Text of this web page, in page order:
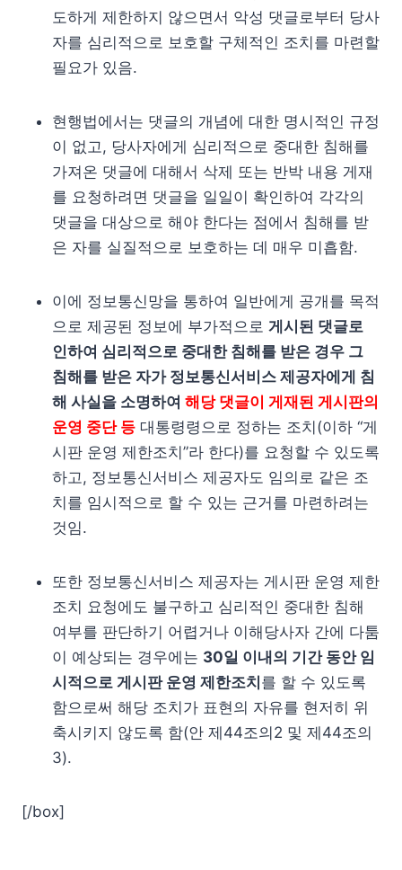
도하게 제한하지 않으면서 악성 댓글로부터 당사
자를 심리적으로 보호할 구체적인 조치를 마련할
필요가 있음.
현행법에서는 댓글의 개념에 대한 명시적인 규정
이 없고, 당사자에게 심리적으로 중대한 침해를
가져온 댓글에 대해서 삭제 또는 반박 내용 게재
를 요청하려면 댓글을 일일이 확인하여 각각의
댓글을 대상으로 해야 한다는 점에서 침해를 받
은 자를 실질적으로 보호하는 데 매우 미흡함.
이에 정보통신망을 통하여 일반에게 공개를 목적
으로 제공된 정보에 부가적으로 게시된 댓글로
인하여 심리적으로 중대한 침해를 받은 경우 그
침해를 받은 자가 정보통신서비스 제공자에게 침
해 사실을 소명하여 해당 댓글이 게재된 게시판의
운영 중단 등 대통령령으로 정하는 조치(이하 “게
시판 운영 제한조치”라 한다)를 요청할 수 있도록
하고, 정보통신서비스 제공자도 임의로 같은 조
치를 임시적으로 할 수 있는 근거를 마련하려는
것임.
또한 정보통신서비스 제공자는 게시판 운영 제한
조치 요청에도 불구하고 심리적인 중대한 침해
여부를 판단하기 어렵거나 이해당사자 간에 다툼
이 예상되는 경우에는 30일 이내의 기간 동안 임
시적으로 게시판 운영 제한조치를 할 수 있도록
함으로써 해당 조치가 표현의 자유를 현저히 위
축시키지 않도록 함(안 제44조의2 및 제44조의
3).
[/box]